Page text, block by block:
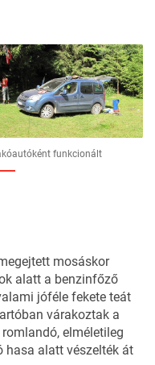
funkcionált
mosáskor
alatt a benzinfőző
jóféle fekete teát
várakoztak a
elméletileg
hasa alatt vészelték át